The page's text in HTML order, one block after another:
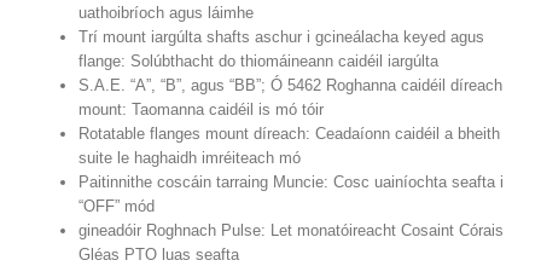
uathoibríoch agus láimhe
Trí mount iargúlta shafts aschur i gcineálacha keyed agus
flange: Solúbthacht do thiomáineann caidéil iargúlta
S.A.E. “A”, “B”, agus “BB”; Ó 5462 Roghanna caidéil díreach
mount: Taomanna caidéil is mó tóir
Rotatable flanges mount díreach: Ceadaíonn caidéil a bheith
suite le haghaidh imréiteach mó
Paitinnithe coscáin tarraing Muncie: Cosc uainíochta seafta i
“OFF” mód
gineadóir Roghnach Pulse: Let monatóireacht Cosaint Córais
Gléas PTO luas seafta